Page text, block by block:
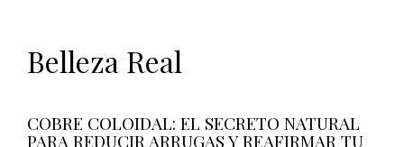
Belleza Real
COBRE COLOIDAL: EL SECRETO NATURAL
PARA REDUCIR ARRUGAS Y REAFIRMAR TU